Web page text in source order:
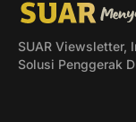
SUAR Viewsletter,
Solusi Penggerak